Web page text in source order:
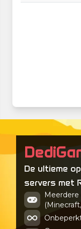
De ultieme
servers met